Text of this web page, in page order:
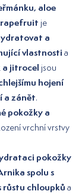
aloe
je
a
vlastnosti a
a jitrocel jsou
hojení
a zánět.
pokožky a
vrchní vrstvy
pokožky
spolu s
růstu chloupků a